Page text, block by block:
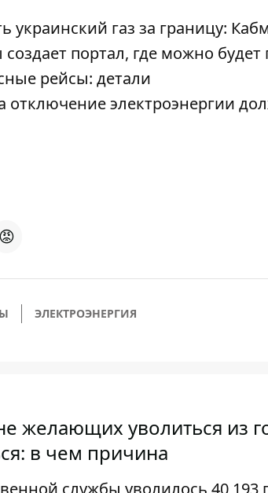
украинский газ за границу:
портал, где можно
рейсы: детали
отключение электроэнергии
😡
ЭЛЕКТРОЭНЕРГИЯ
желающих уволиться из
в чем причина